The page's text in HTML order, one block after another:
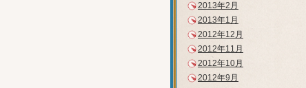
2013年2月
2013年1月
2012年12月
2012年11月
2012年10月
2012年9月